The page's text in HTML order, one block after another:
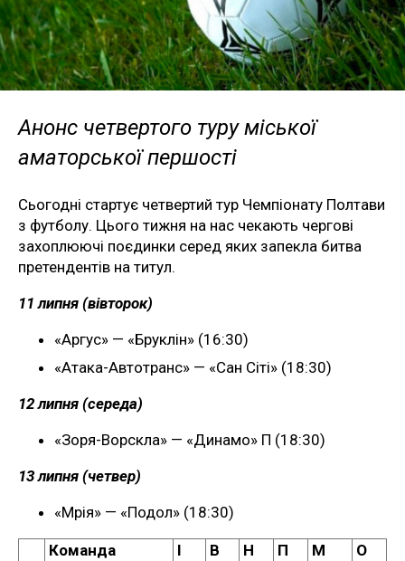
Анонс четвертого туру міської
аматорської першості
Сьогодні стартує четвертий тур Чемпіонату Полтави
з футболу. Цього тижня на нас чекають чергові
захоплюючі поєдинки серед яких запекла битва
претендентів на титул.
11 липня (вівторок)
«Аргус» — «Бруклін» (16:30)
«Атака-Автотранс» — «Сан Сіті» (18:30)
12 липня (середа)
«Зоря-Ворскла» — «Динамо» П (18:30)
13 липня (четвер)
«Мрія» — «Подол» (18:30)
Команда І В Н П М
О